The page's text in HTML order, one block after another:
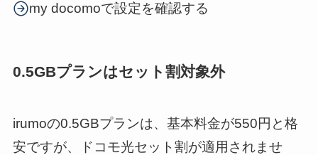
my docomoで設定を確認する
0.5GBプランはセット割対象外
irumoの0.5GBプランは、基本料金が550円と格
安ですが、ドコモ光セット割が適用されませ